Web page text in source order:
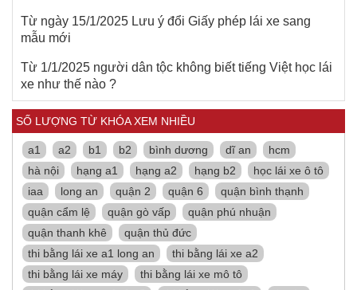
Từ ngày 15/1/2025 Lưu ý đổi Giấy phép lái xe sang
mẫu mới
Từ 1/1/2025 người dân tộc không biết tiếng Việt học lái
xe như thế nào ?
SỐ LƯỢNG TỪ KHÓA XEM NHIỀU
a1 a2 b1 b2 bình dương dĩ an
hcm
hà nội
hạng a1 hạng a2 hạng b2
học lái xe ô tô
iaa
long an quận 2 quận 6
quận bình thạnh
quận cẩm lệ
quận gò vấp
quận phú nhuận
quận thanh khê
quận thủ đức
thi bằng lái xe a1 long an
thi bằng lái xe a2
thi bằng lái xe máy
thi bằng lái xe mô tô